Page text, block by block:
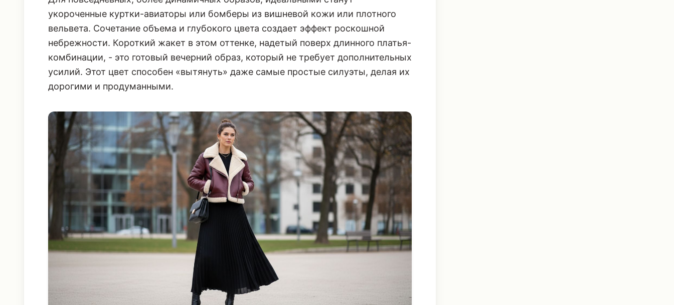
Куртки и Жакеты: Короткий объем для динамики
Для повседневных, более динамичных образов, идеальными станут
укороченные куртки-авиаторы или бомберы из вишневой кожи или плотного
вельвета. Сочетание объема и глубокого цвета создает эффект роскошной
небрежности. Короткий жакет в этом оттенке, надетый поверх длинного платья-
дорогими и продуманными.